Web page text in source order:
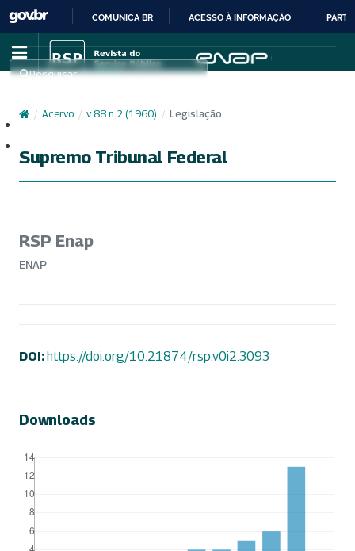
IR
PARA
CONTEÚDO
COMUNICA BR ACESSO À INFORMAÇÃO
Pesquisar
/ Acervo / v. 88 n. 2 (1960) / Legislação
Supremo Tribunal Federal
RSP Enap
ENAP
DOI:https://doi.org/10.21874/rsp.v0i2.3093
Downloads